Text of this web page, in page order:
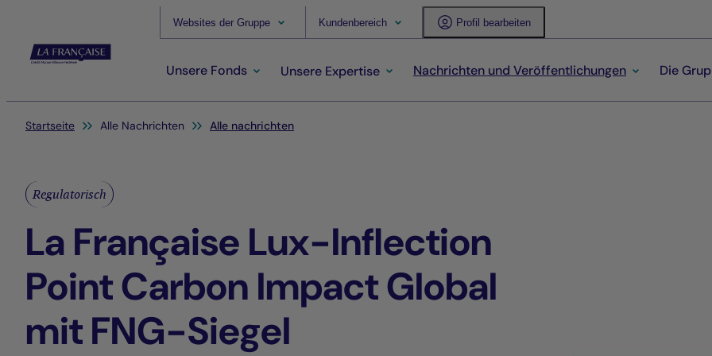
Websites der Gruppe Kundenbereich Profil bearbeiten
Unsere Fonds Unsere Expertise Nachrichten und Veröffentlichungen Die
Sie befinden sich hier:
Startseite Alle Nachrichten Alle nachrichten
Regulatorisch
La Française Lux-Inflection
Point Carbon Impact Global
mit FNG-Siegel